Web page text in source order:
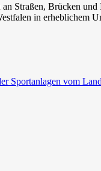
Straßen, Brücken
in erheblichem
Sportanlagen vom Land